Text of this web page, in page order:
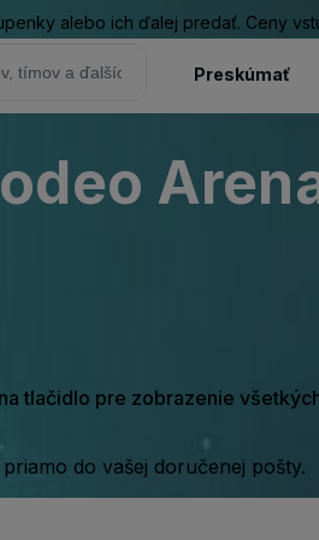
alebo ich ďalej predať. Ceny
Preskúmať
tlačidlo pre zobrazenie
do vašej doručenej pošty.